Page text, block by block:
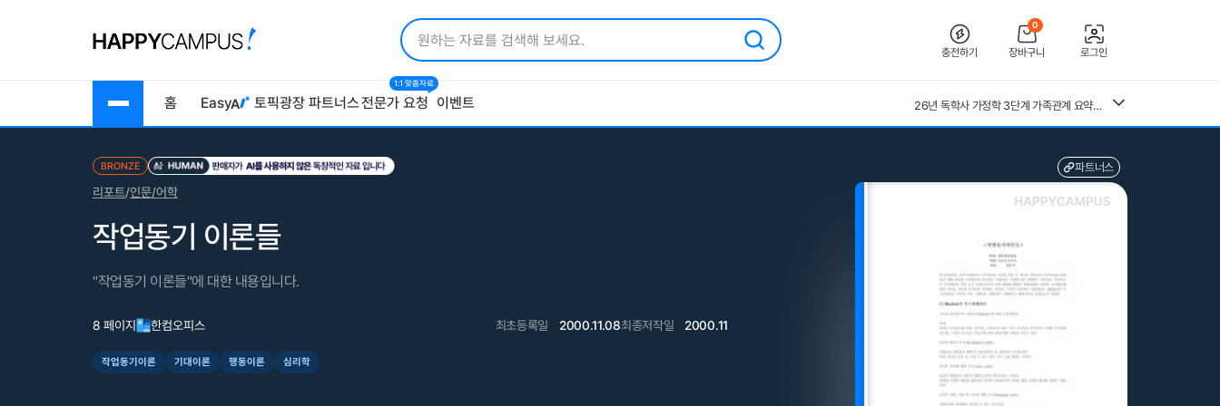
충전하기
0
장바구니 로그인
홈 Easy 토픽광장 파트너스전문가 요청
1:1 맞춤자료
이벤트
26년 독학사 가정학 3단계 가족관계 요약본(24,25년 시험 복기내용 추가)
전북대학교병원 2027년 간호사 채용 대비 필기+면접 복원(합격인증 O)
근로복지공단 울산병원 간호사 상세한 면접후기 및 기출질문답변 병원정보 직무상식 80선
수질환경기사 필기 총정리본
구매자재관리 총론 25,26년 4회분 기출문제(예시문제) 40문항 및 답안(계산문제 풀이 포함)
BRONZE
리포트/인문/어학
작업동기 이론들
"작업동기 이론들"에 대한 내용입니다.
8 페이지 한컴오피스 최초등록일 2000.11.08최종저작일 2000.11
작업동기이론 기대이론 행동이론 심리학
파트너스